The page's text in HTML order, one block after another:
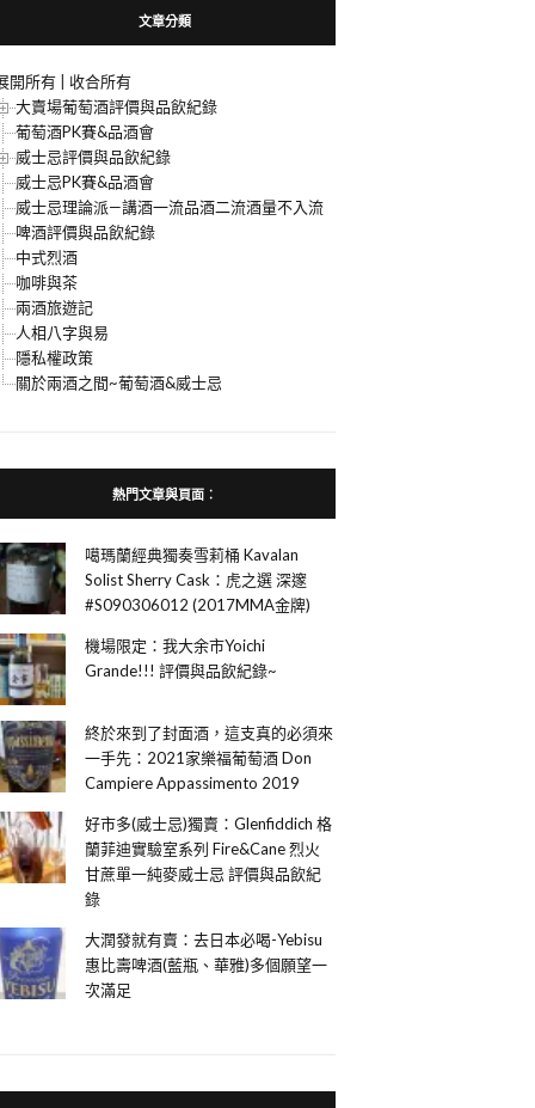
文章分類
開所有
收合所有
大賣場葡萄酒評價與品飲紀錄
葡萄酒PK賽&品酒會
威士忌評價與品飲紀錄
威士忌PK賽&品酒會
威士忌理論派—講酒一流品酒二流酒量不入流
啤酒評價與品飲紀錄
中式烈酒
咖啡與茶
兩酒旅遊記
人相八字與易
隱私權政策
關於兩酒之間~葡萄酒&威士忌
熱門文章與頁面︰
噶瑪蘭經典獨奏雪莉桶 Kavalan
Solist Sherry Cask：虎之選 深邃
#S090306012 (2017MMA金牌)
機場限定：我大余市Yoichi
Grande!!! 評價與品飲紀錄~
終於來到了封面酒，這支真的必須來
一手先：2021家樂福葡萄酒 Don
Campiere Appassimento 2019
好市多(威士忌)獨賣：Glenfiddich 格
蘭菲迪實驗室系列 Fire&Cane 烈火
甘蔗單一純麥威士忌 評價與品飲紀
錄
大潤發就有賣：去日本必喝-Yebisu
惠比壽啤酒(藍瓶、華雅)多個願望一
次滿足